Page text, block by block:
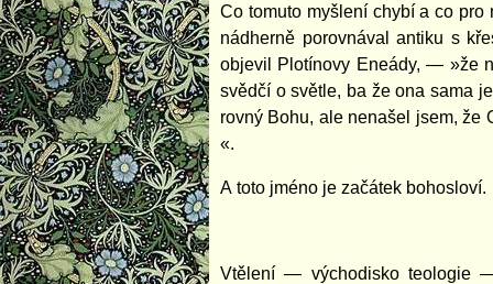
Co tomuto myšlení chybí a co
nádherně porovnával antiku s
objevil Plotínovy Eneády, — »že
svědčí o světle, ba že ona sama
rovný Bohu, ale nenašel jsem, že
«.
A toto jméno je začátek bohosloví.
Vtělení — východisko teologie